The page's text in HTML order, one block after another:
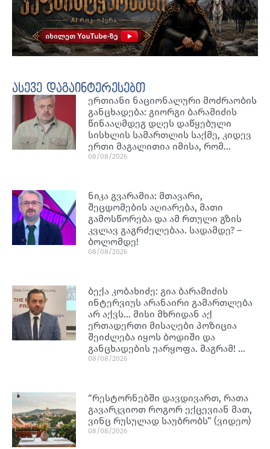
ასევე დაგაინტერესებთ
ერთიანი ნაციონალური მოძრაობის
განცხადება: გიორგი ბარამიძის
წინააღმდეგ დღეს დაწყებული
სისხლის სამართლის საქმე, კიდევ
ერთი მაგალითია იმისა, რომ…
08/08/2026
ნიკა გვარამია: მთავარი,
შეცდომების აღიარება, მათი
გამოსწორება და ამ რთული გზის
კვლავ გაგრძელებაა. სადამდე? –
ბოლომდე!
08/08/2026
ბექა კობახიძე: გია ბარამიძის
ინტერვიუს არანაირი გამართლება
არ აქვს… მისი მხრიდან აქ
ერთადერთი მისაღები პოზიცია
შეიძლება იყოს ბოდიში და
განცხადების უარყოფა. მაგრამ! …
08/08/2026
“რესტორნებში დავდივართ, რათა
გავარკვიოთ როგორ ექცევიან მათ,
ვინც რუსულად საუბრობს” (ვიდეო)
08/08/2026